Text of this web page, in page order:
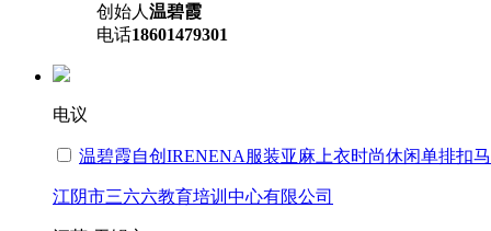
创始人 温碧霞
电话18601479301
电议
温碧霞自创IRENENA服装亚麻上衣时尚休闲单排扣
江阴市三六六教育培训中心有限公司